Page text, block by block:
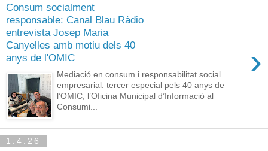
Consum socialment
responsable: Canal Blau Ràdio
entrevista Josep Maria
Canyelles amb motiu dels 40
anys de l'OMIC
›
Mediació en consum i responsabilitat social
empresarial: tercer especial pels 40 anys de
l’OMIC, l’Oficina Municipal d’Informació al
Consumi...
1.4.26